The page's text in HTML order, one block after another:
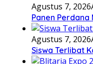
Agustus 7, 2026
Panen
Agustus 7, 2026
Siswa Terlibat